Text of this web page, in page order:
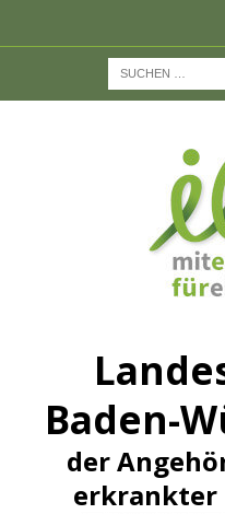
Baden-
der
erkrankter